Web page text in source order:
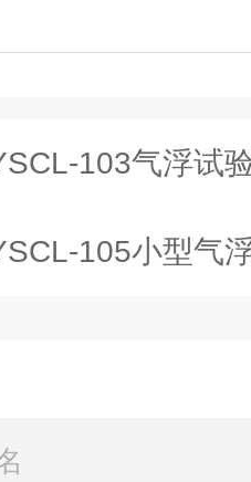
103气浮试验设备（同时可供
105小型气浮设备（无